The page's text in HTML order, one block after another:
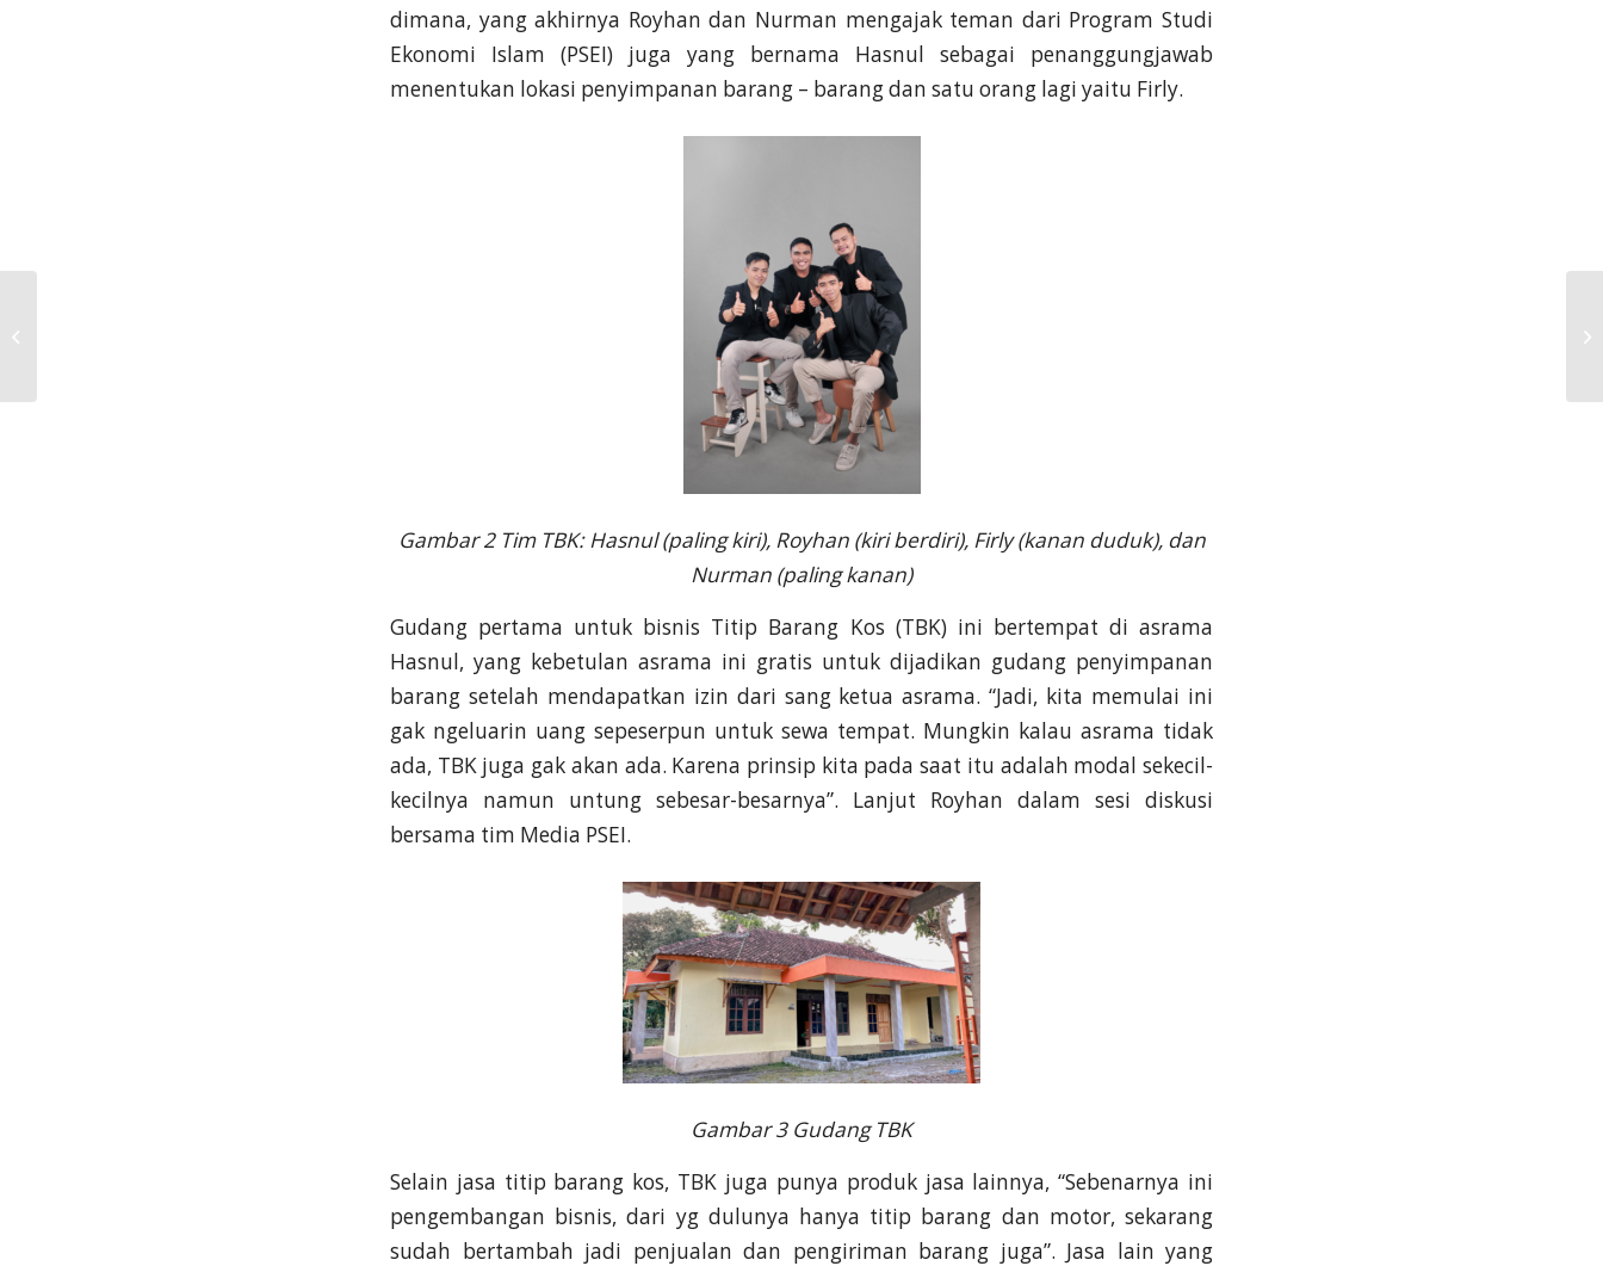
dimana, yang akhirnya Royhan dan Nurman mengajak teman dari Program Studi
Ekonomi Islam (PSEI) juga yang bernama Hasnul sebagai penanggungjawab
menentukan lokasi penyimpanan barang – barang dan satu orang lagi yaitu Firly.
Gambar 2 Tim TBK: Hasnul (paling kiri), Royhan (kiri berdiri), Firly (kanan duduk), dan
Nurman (paling kanan)
Gudang pertama untuk bisnis Titip Barang Kos (TBK) ini bertempat di asrama
Hasnul, yang kebetulan asrama ini gratis untuk dijadikan gudang penyimpanan
barang setelah mendapatkan izin dari sang ketua asrama. “Jadi, kita memulai ini
gak ngeluarin uang sepeserpun untuk sewa tempat. Mungkin kalau asrama tidak
ada, TBK juga gak akan ada. Karena prinsip kita pada saat itu adalah modal sekecil-
kecilnya namun untung sebesar-besarnya”. Lanjut Royhan dalam sesi diskusi
bersama tim Media PSEI.
Gambar 3 Gudang TBK
Selain jasa titip barang kos, TBK juga punya produk jasa lainnya, “Sebenarnya ini
pengembangan bisnis, dari yg dulunya hanya titip barang dan motor, sekarang
sudah bertambah jadi penjualan dan pengiriman barang juga”. Jasa lain yang